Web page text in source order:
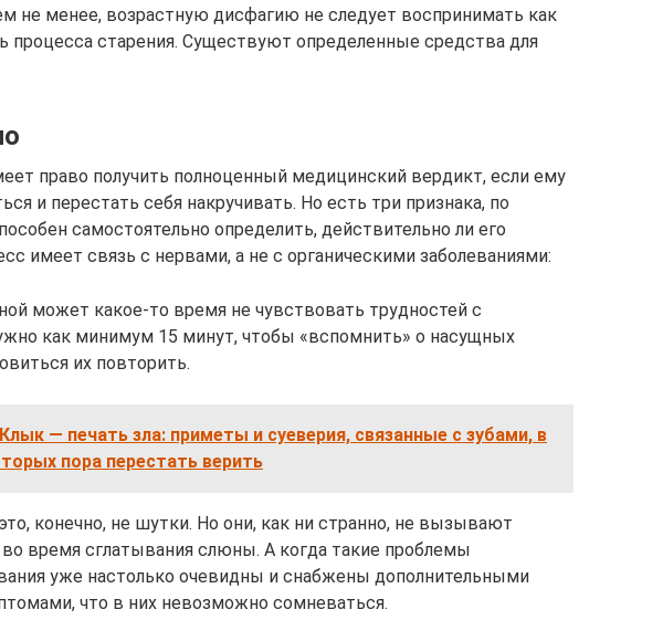
не менее, возрастную дисфагию не следует воспринимать как
процесса старения. Существуют определенные средства для
право получить полноценный медицинский вердикт, если ему
и перестать себя накручивать. Но есть три признака, по
самостоятельно определить, действительно ли его
имеет связь с нервами, а не с органическими заболеваниями:
может какое-то время не чувствовать трудностей с
как минимум 15 минут, чтобы «вспомнить» о насущных
их повторить.
Клык — печать зла: приметы и суеверия, связанные с зубами, в
пора перестать верить
конечно, не шутки. Но они, как ни странно, не вызывают
время сглатывания слюны. А когда такие проблемы
уже настолько очевидны и снабжены дополнительными
что в них невозможно сомневаться.